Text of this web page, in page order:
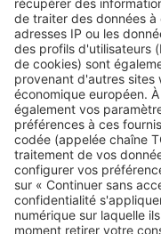
Image